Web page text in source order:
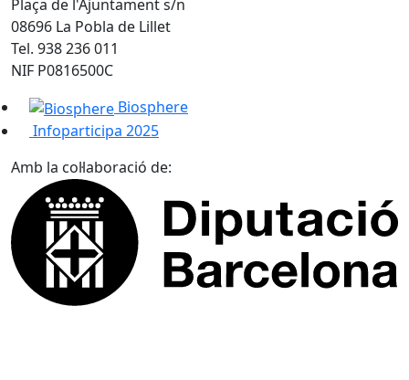
Plaça de l'Ajuntament s/n
08696 La Pobla de Lillet
Tel. 938 236 011
NIF P0816500C
Biosphere
Infoparticipa 2025
Amb la col·laboració de: